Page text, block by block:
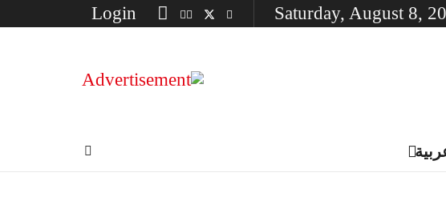
Saturday, August 8,